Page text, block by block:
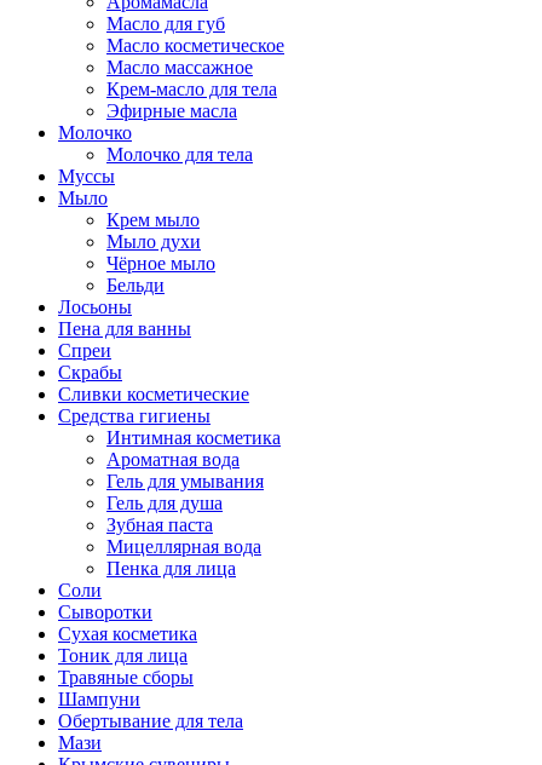
Масло для губ
Масло косметическое
Масло массажное
Крем-масло для тела
Эфирные масла
Молочко
Молочко для тела
Муссы
Мыло
Крем мыло
Мыло духи
Чёрное мыло
Бельди
Лосьоны
Пена для ванны
Спреи
Скрабы
Сливки косметические
Средства гигиены
Интимная косметика
Ароматная вода
Гель для умывания
Гель для душа
Зубная паста
Мицеллярная вода
Пенка для лица
Соли
Сыворотки
Сухая косметика
Тоник для лица
Травяные сборы
Шампуни
Обертывание для тела
Мази